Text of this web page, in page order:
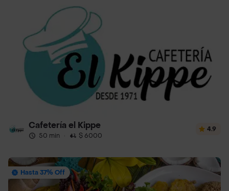
Cafetería el Kippe
50 min · $ 6000
4.9
Hasta 37% Off